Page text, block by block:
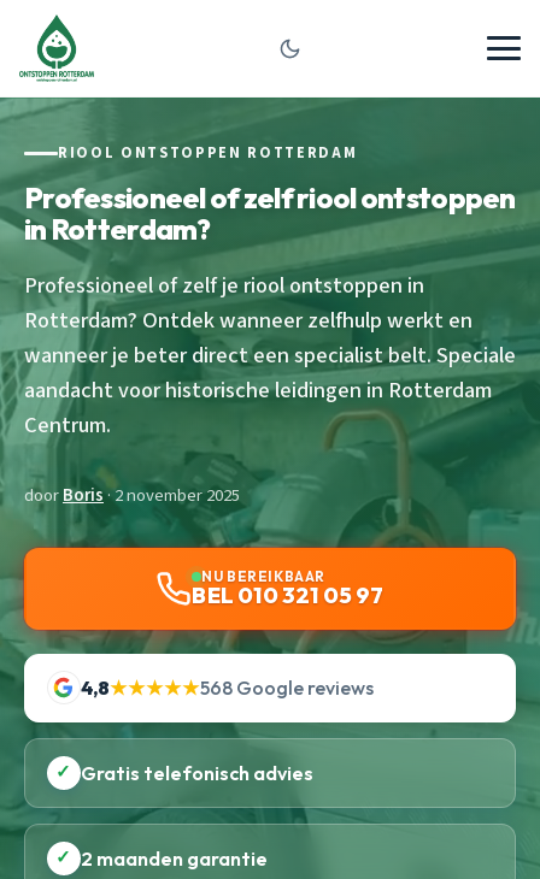
RIOOL ONTSTOPPEN ROTTERDAM
Professioneel of zelf riool ontstoppen
in Rotterdam?
Professioneel of zelf je riool ontstoppen in
Rotterdam? Ontdek wanneer zelfhulp werkt en
wanneer je beter direct een specialist belt. Speciale
aandacht voor historische leidingen in Rotterdam
Centrum.
doorBoris· 2 november 2025
NU BEREIKBAAR
BEL 010 321 05 97
4,8★★★★★568 Google reviews
✓ Gratis telefonisch advies
✓ 2 maanden garantie